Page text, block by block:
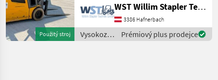
Použitý stroj
5000mm, Bauhöhe:
2235mm, Gabellänge:
1150mm, Batterie: PzS Bj.
2018 48V 750Ah ,
WST Willim Stapler Technik GmbH
3386 Hafnerbach
Vysokozdvižné
vozíky a
Prémiový plus prodejce